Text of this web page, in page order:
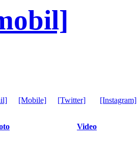
[Mobile] [Twitter] [Instagram]
Video